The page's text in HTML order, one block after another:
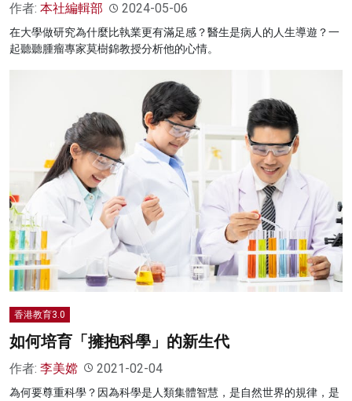
作者: 本社編輯部 2024-05-06
在大學做研究為什麼比執業更有滿足感？醫生是病人的人生導遊？一
起聽聽腫瘤專家莫樹錦教授分析他的心情。
香港教育3.0
如何培育「擁抱科學」的新生代
作者: 李美嫦 2021-02-04
為何要尊重科學？因為科學是人類集體智慧，是自然世界的規律，是